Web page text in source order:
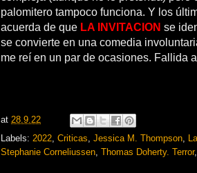
palomitero tampoco funciona. Y los
acuerda de que LA INVITACION se
se convierte en una comedia
me reí en un par de ocasiones. Fallida
at 28.9.22
Labels: 2022, Criticas, Jessica M. Thompson,
Stephanie Corneliussen, Thomas Doherty. Terror,